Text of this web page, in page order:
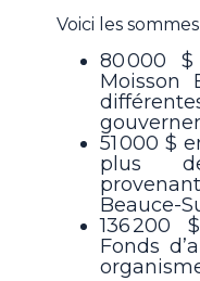
Voici les sommes
80 000
Moisson
51 000 $
plus
Beauce-
136 200
Fonds